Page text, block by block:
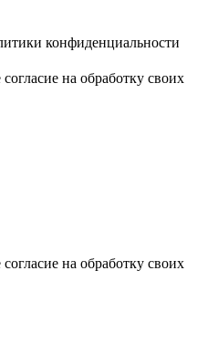
конфиденциальности
на обработку своих
на обработку своих